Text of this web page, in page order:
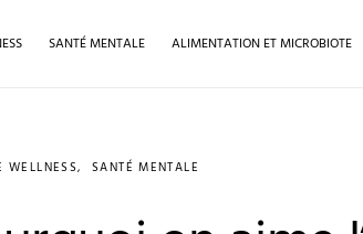
SANTÉ MENTALE ALIMENTATION ET MICROBIOTE
WELLNESS SANTÉ MENTALE